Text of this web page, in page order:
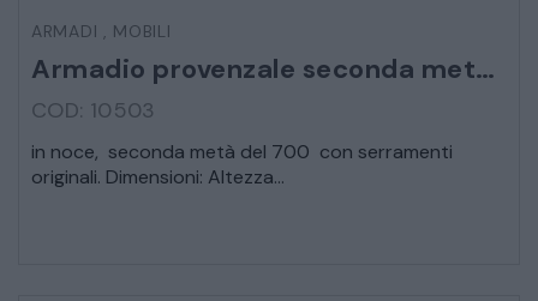
SEDIE POLTRONE DIVANI
ARMADI , MOBILI
Armadio provenzale seconda metà 700
COD: 10503
in noce, seconda metà del 700 con serramenti
originali. Dimensioni: Altezza...